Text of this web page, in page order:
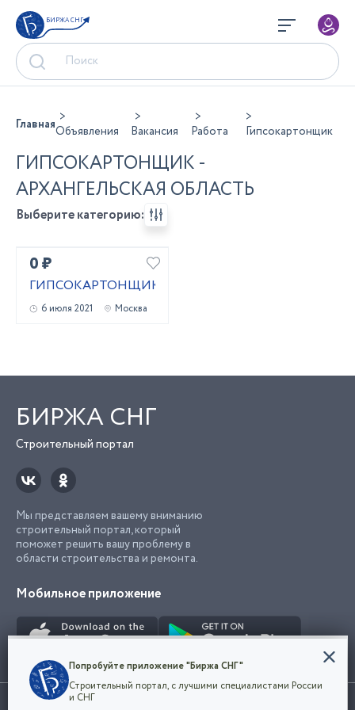
БИРЖА СНГ
ГлавнаяОбъявления Вакансия Работа Гипсокартонщик
ГИПСОКАРТОНЩИК -
АРХАНГЕЛЬСКАЯ ОБЛАСТЬ
Выберите категорию:
0 ₽
ГИПСОКАРТОНЩИК
6 июля 2021 Москва
БИРЖА СНГ
Строительный портал
Мы представляем вашему вниманию
строительный портал, который
поможет решить вашу проблему в
области строительства и ремонта.
Мобильное приложение
Использование сайта, в том числе подача объявлений, означает
Конфиденциальность
Мы используем файлы cookie, чтобы сделать
наш сайт удобным для каждого
Попробуйте приложение "Биржа СНГ"
Строительный портал, с лучшими специалистами России
и СНГ